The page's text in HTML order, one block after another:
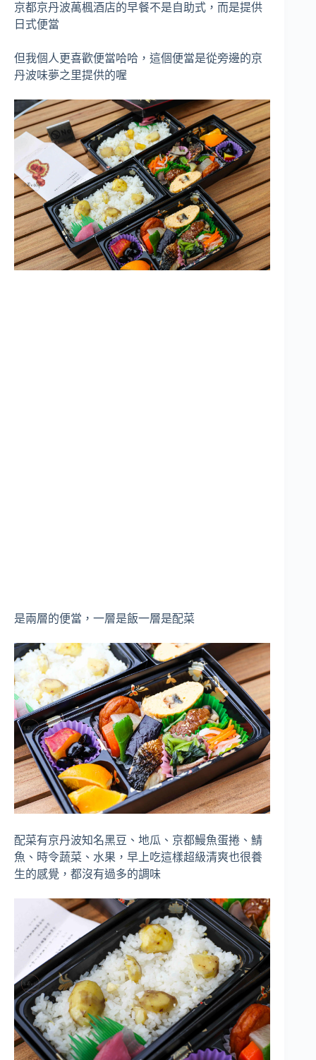
京都京丹波萬楓酒店的早餐不是自助式，而是提供
日式便當
但我個人更喜歡便當哈哈，這個便當是從旁邊的京
丹波味夢之里提供的喔
是兩層的便當，一層是飯一層是配菜
配菜有京丹波知名黑豆、地瓜、京都鰻魚蛋捲、鯖
魚、時令蔬菜、水果，早上吃這樣超級清爽也很養
生的感覺，都沒有過多的調味